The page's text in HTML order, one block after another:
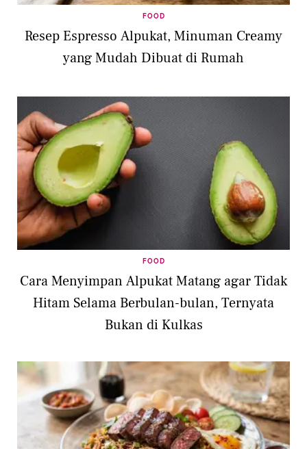
FOOD
Resep Espresso Alpukat, Minuman Creamy
yang Mudah Dibuat di Rumah
FOOD
Cara Menyimpan Alpukat Matang agar Tidak
Hitam Selama Berbulan-bulan, Ternyata
Bukan di Kulkas